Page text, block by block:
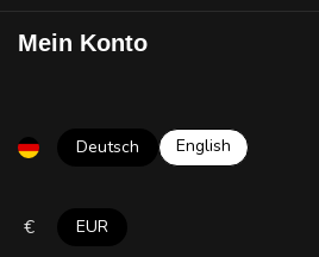
Mein Konto
Deutsch English
€ EUR